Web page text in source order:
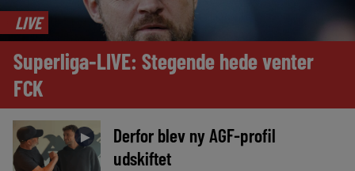
LIVE
Superliga-LIVE: Stegende hede venter
FCK
►
Derfor blev ny AGF-profil
udskiftet